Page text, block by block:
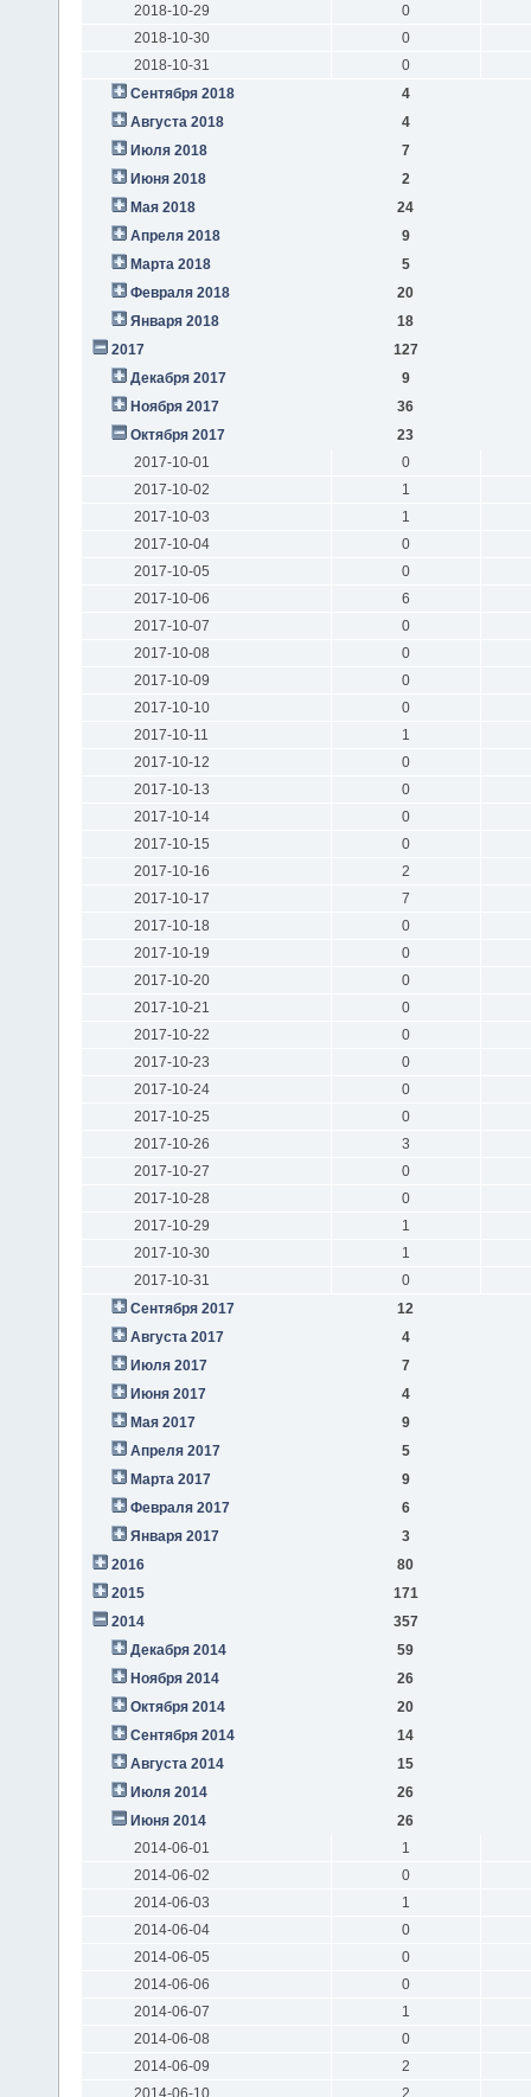
2018-10-29
0
2018-10-30
0
2018-10-31
0
Сентября 2018
4
Августа 2018
4
Июля 2018
7
Июня 2018
2
Мая 2018
24
Апреля 2018
9
Марта 2018
5
Февраля 2018
20
Января 2018
18
2017
127
Декабря 2017
9
Ноября 2017
36
Октября 2017
23
2017-10-01
0
2017-10-02
1
2017-10-03
1
2017-10-04
0
2017-10-05
0
2017-10-06
6
2017-10-07
0
2017-10-08
0
2017-10-09
0
2017-10-10
0
2017-10-11
1
2017-10-12
0
2017-10-13
0
2017-10-14
0
2017-10-15
0
2017-10-16
2
2017-10-17
7
2017-10-18
0
2017-10-19
0
2017-10-20
0
2017-10-21
0
2017-10-22
0
2017-10-23
0
2017-10-24
0
2017-10-25
0
2017-10-26
3
2017-10-27
0
2017-10-28
0
2017-10-29
1
2017-10-30
1
2017-10-31
0
Сентября 2017
12
Августа 2017
4
Июля 2017
7
Июня 2017
4
Мая 2017
9
Апреля 2017
5
Марта 2017
9
Февраля 2017
6
Января 2017
3
2016
80
2015
171
2014
357
Декабря 2014
59
Ноября 2014
26
Октября 2014
20
Сентября 2014
14
Августа 2014
15
Июля 2014
26
Июня 2014
26
2014-06-01
1
2014-06-02
0
2014-06-03
1
2014-06-04
0
2014-06-05
0
2014-06-06
0
2014-06-07
1
2014-06-08
0
2014-06-09
2
2014-06-10
2